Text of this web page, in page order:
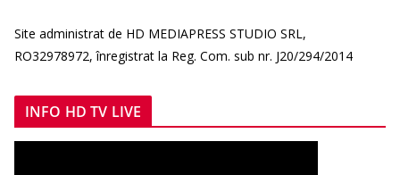
Site administrat de HD MEDIAPRESS STUDIO SRL,
RO32978972, înregistrat la Reg. Com. sub nr. J20/294/2014
INFO HD TV LIVE